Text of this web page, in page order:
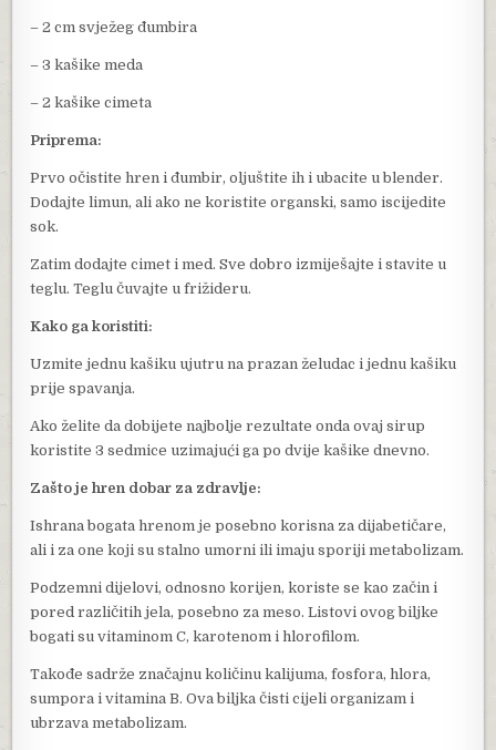
– 2 cm svježeg đumbira
– 3 kašike meda
– 2 kašike cimeta
Priprema:
Prvo očistite hren i đumbir, oljuštite ih i ubacite u blender.
Dodajte limun, ali ako ne koristite organski, samo iscijedite
sok.
Zatim dodajte cimet i med. Sve dobro izmiješajte i stavite u
teglu. Teglu čuvajte u frižideru.
Kako ga koristiti:
Uzmite jednu kašiku ujutru na prazan želudac i jednu kašiku
prije spavanja.
Ako želite da dobijete najbolje rezultate onda ovaj sirup
koristite 3 sedmice uzimajući ga po dvije kašike dnevno.
Zašto je hren dobar za zdravlje:
Ishrana bogata hrenom je posebno korisna za dijabetičare,
ali i za one koji su stalno umorni ili imaju sporiji metabolizam.
Podzemni dijelovi, odnosno korijen, koriste se kao začin i
pored različitih jela, posebno za meso. Listovi ovog biljke
bogati su vitaminom C, karotenom i hlorofilom.
Takođe sadrže značajnu količinu kalijuma, fosfora, hlora,
sumpora i vitamina B. Ova biljka čisti cijeli organizam i
ubrzava metabolizam.